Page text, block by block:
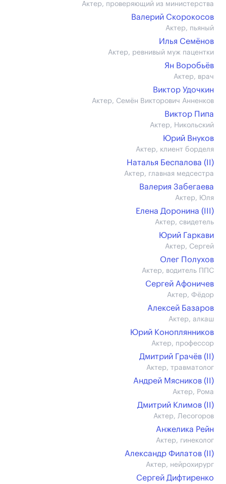
Актер, проверяющий из министерства
Валерий Скорокосов
Актер, пьяный
Илья Семёнов
Актер, ревнивый муж пацентки
Ян Воробьёв
Актер, врач
Виктор Удочкин
Актер, Семён Викторович Анненков
Виктор Пипа
Актер, Никольский
Юрий Внуков
Актер, клиент борделя
Наталья Беспалова (II)
Актер, главная медсестра
Валерия Забегаева
Актер, Юля
Елена Доронина (III)
Актер, свидетель
Юрий Гаркави
Актер, Сергей
Олег Полухов
Актер, водитель ППС
Сергей Афоничев
Актер, Фёдор
Алексей Базаров
Актер, алкаш
Юрий Коноплянников
Актер, профессор
Дмитрий Грачёв (II)
Актер, травматолог
Андрей Мясников (II)
Актер, Рома
Дмитрий Климов (II)
Актер, Лесогоров
Анжелика Рейн
Актер, гинеколог
Александр Филатов (II)
Актер, нейрохирург
Сергей Дифтиренко